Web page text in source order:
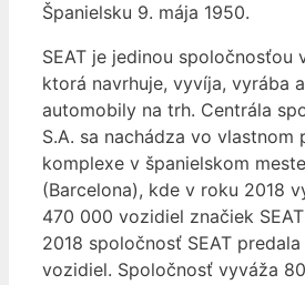
Španielsku 9. mája 1950.
SEAT je jedinou spoločnosťou
ktorá navrhuje, vyvíja, vyrába
automobily na trh. Centrála
S.A. sa nachádza vo vlastnom
komplexe v španielskom
(Barcelona), kde v roku 2018
470 000 vozidiel značiek
2018 spoločnosť SEAT
vozidiel. Spoločnosť vyváža